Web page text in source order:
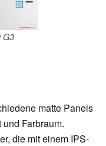
G3
matte Panels
Farbraum.
die mit einem IPS-